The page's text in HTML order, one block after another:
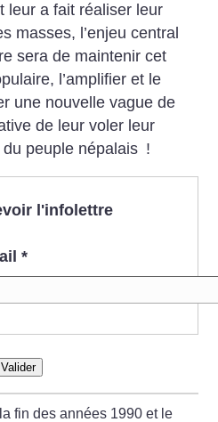
leur a fait réaliser leur
masses, l’enjeu central
sera de maintenir cet
l’amplifier et le
une nouvelle vague de
de leur voler leur
peuple népalais !
l'infolettre
*
Valider
fin des années 1990 et le